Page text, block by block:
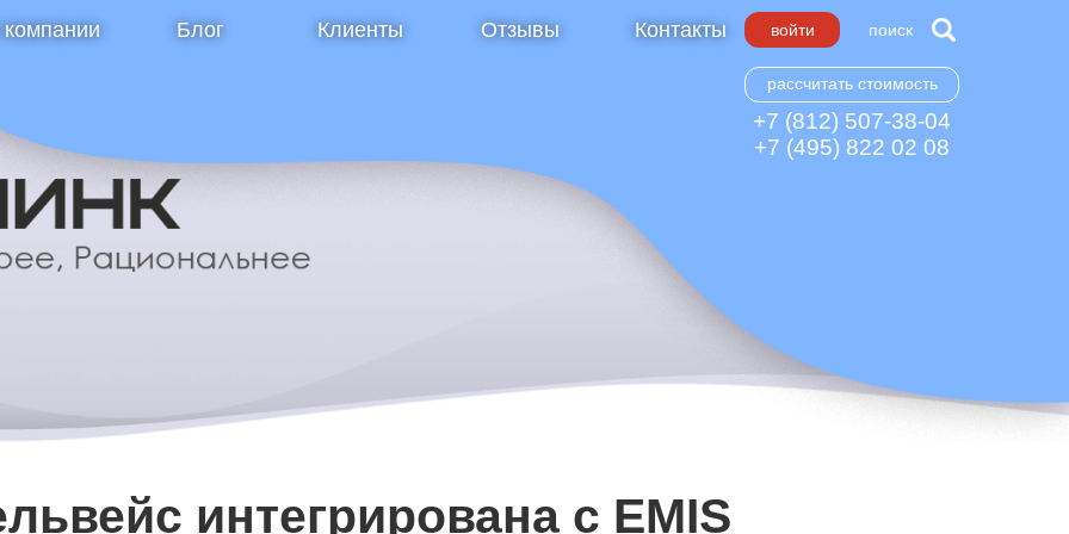
Блог Клиенты Отзывы Контакты войти поиск
рассчитать стоимость
+7 (812) 507-38-04
+7 (495) 822 02 08
интегрирована с EMIS